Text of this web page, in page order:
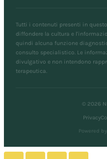
Tutti i contenuti presenti in
diffondere la cultura e
quindi alcuna funzione
consulto specialistico. Le
divulgativo e non intendono
terapeutica.
© 2026
Privacy
Powered